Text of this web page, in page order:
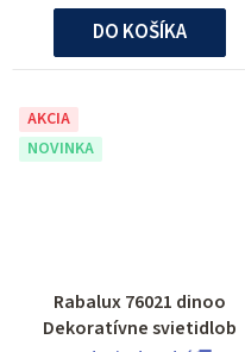
DO KOŠÍKA
AKCIA
NOVINKA
Rabalux 76021 dinoo
Dekoratívne svietidlob